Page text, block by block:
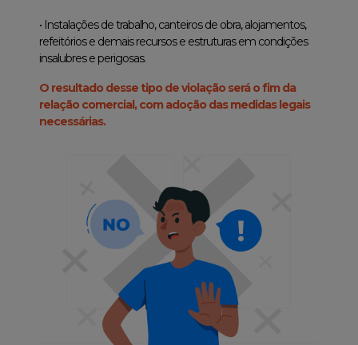
• Instalações de trabalho, canteiros de obra, alojamentos,
refeitórios e demais recursos e estruturas em condições
insalubres e perigosas.
O resultado desse tipo de violação será o fim da
relação comercial, com adoção das medidas legais
necessárias.